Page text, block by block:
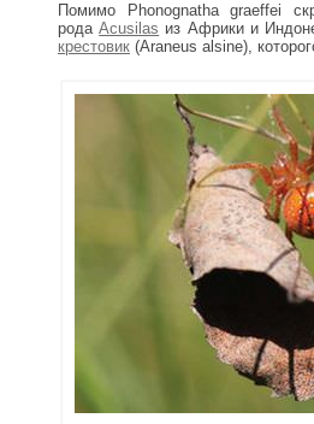
Помимо Phonognatha graeffei
родаAcusilas из Африки и
крестовик (Araneus alsine),